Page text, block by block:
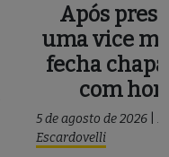
Após
uma vice
fecha
com
5 de agosto de 2026
Escardovelli